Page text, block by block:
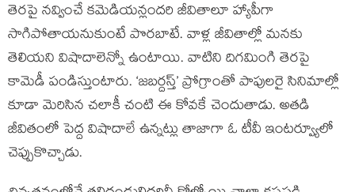
తెరపై నవ్వించే కమెడియన్లందరి జీవితాలూ హ్యాపీగా
సాగిపోతాయనుకుంటే పొరబాటే. వాళ్ల జీవితాల్లో మనకు
తెలియని విషాదాలెన్నో ఉంటాయి. వాటిని దిగమింగి తెరపై
కామెడీ పండిస్తుంటారు. ‘జబర్దస్త్’ ప్రోగ్రాంతో పాపులరై సినిమాల్లో
కూడా మెరిసిన చలాకీ చంటి ఈ కోవకే చెందుతాడు. అతడి
జీవితంలో పెద్ద విషాదాలే ఉన్నట్లు తాజాగా ఓ టీవీ ఇంటర్వ్యూలో
చెప్పుకొచ్చాడు.